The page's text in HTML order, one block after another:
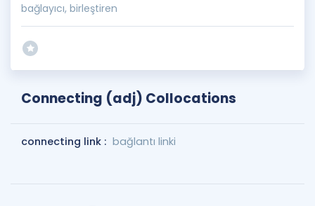
bağlayıcı, birleştiren
Connecting (adj) Collocations
connecting link : bağlantı linki